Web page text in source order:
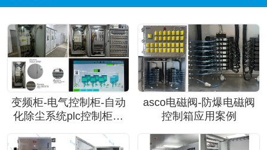
变频柜-电气控制柜-自动
化除尘系统plc控制柜应
asco电磁阀-防爆电磁阀
控制箱应用案例